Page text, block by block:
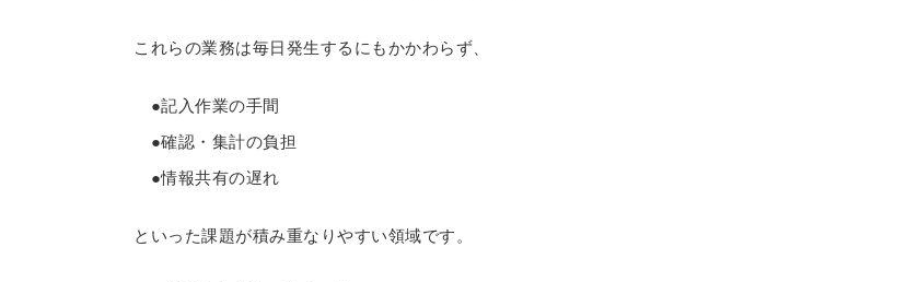
これらの業務は毎日発生するにもかかわらず、
●記入作業の手間
●確認・集計の負担
●情報共有の遅れ
といった課題が積み重なりやすい領域です。